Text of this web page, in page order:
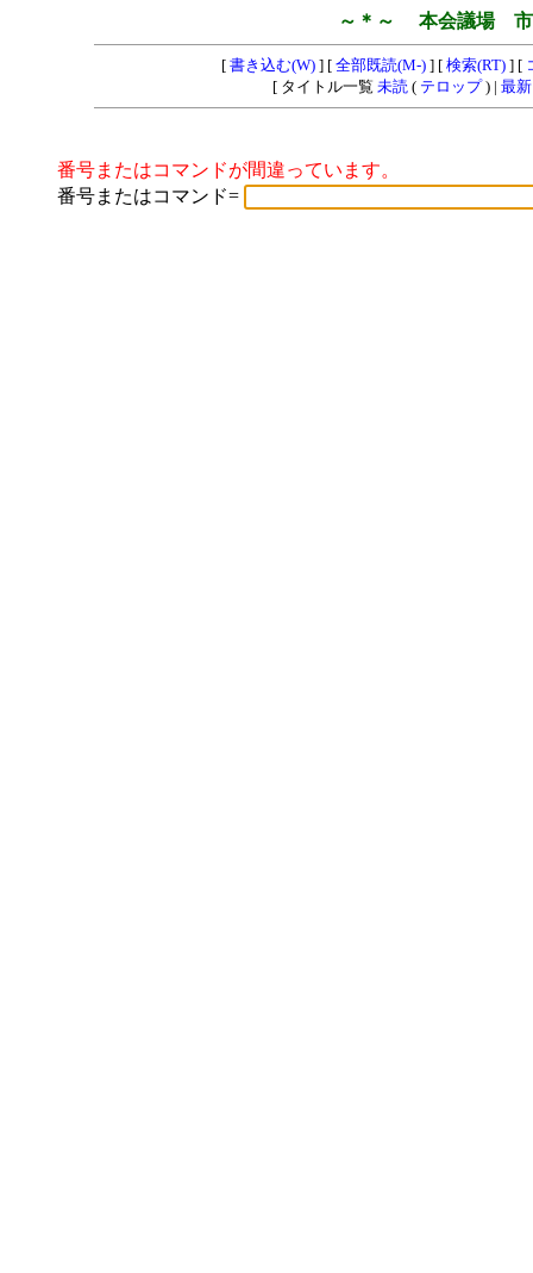
～＊～ 本会議場 市
[ 書き込む(W)] [ 全部既読(M-)] [ 検索(RT)] [
[ タイトル一覧 未読( テロップ) | 最新
番号またはコマンドが間違っています。
番号またはコマンド=